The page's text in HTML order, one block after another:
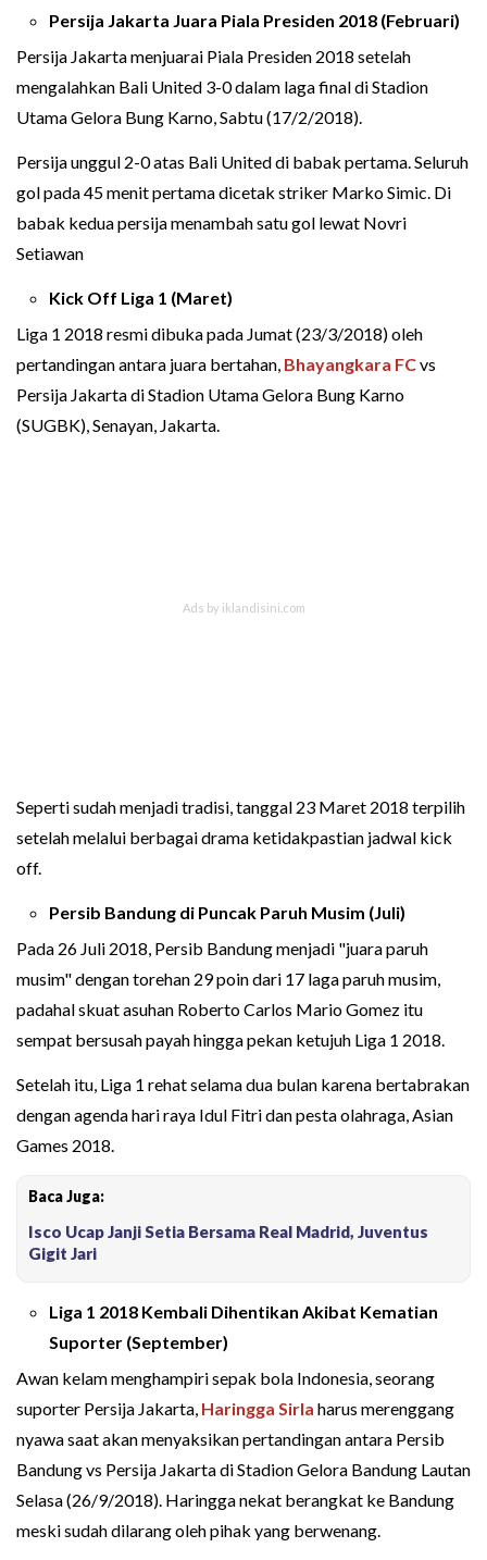
Persija Jakarta Juara Piala Presiden 2018 (Februari)
Persija Jakarta menjuarai Piala Presiden 2018 setelah
mengalahkan Bali United 3-0 dalam laga final di Stadion
Utama Gelora Bung Karno, Sabtu (17/2/2018).
Persija unggul 2-0 atas Bali United di babak pertama. Seluruh
gol pada 45 menit pertama dicetak striker Marko Simic. Di
babak kedua persija menambah satu gol lewat Novri
Setiawan
Kick Off Liga 1 (Maret)
Liga 1 2018 resmi dibuka pada Jumat (23/3/2018) oleh
pertandingan antara juara bertahan, Bhayangkara FCvs
Persija Jakarta di Stadion Utama Gelora Bung Karno
(SUGBK), Senayan, Jakarta.
Seperti sudah menjadi tradisi, tanggal 23 Maret 2018 terpilih
setelah melalui berbagai drama ketidakpastian jadwal kick
off.
Persib Bandung di Puncak Paruh Musim (Juli)
Pada 26 Juli 2018, Persib Bandung menjadi "juara paruh
musim" dengan torehan 29 poin dari 17 laga paruh musim,
padahal skuat asuhan Roberto Carlos Mario Gomez itu
sempat bersusah payah hingga pekan ketujuh Liga 1 2018.
Setelah itu, Liga 1 rehat selama dua bulan karena bertabrakan
dengan agenda hari raya Idul Fitri dan pesta olahraga, Asian
Games 2018.
Baca Juga:
Isco Ucap Janji Setia Bersama Real Madrid, Juventus
Gigit Jari
Liga 1 2018 Kembali Dihentikan Akibat Kematian
Suporter (September)
Awan kelam menghampiri sepak bola Indonesia, seorang
suporter Persija Jakarta, Haringga Sirla harus merenggang
nyawa saat akan menyaksikan pertandingan antara Persib
Bandung vs Persija Jakarta di Stadion Gelora Bandung Lautan
Selasa (26/9/2018). Haringga nekat berangkat ke Bandung
meski sudah dilarang oleh pihak yang berwenang.